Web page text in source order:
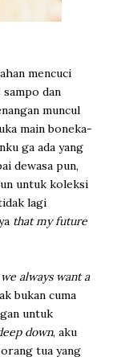
mencuci
dan
muncul
main boneka-
ga ada yang
dewasa pun,
untuk koleksi
lagi
that my future
we always want a
bukan cuma
untuk
down, aku
tua yang